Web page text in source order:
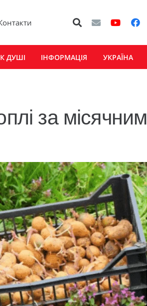
ДУШІ ІНФОРМАЦІЯ УКРАЇНА
за місячним